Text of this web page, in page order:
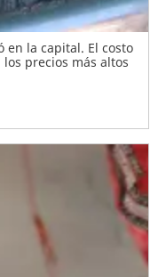
en la capital. El costo
precios más altos